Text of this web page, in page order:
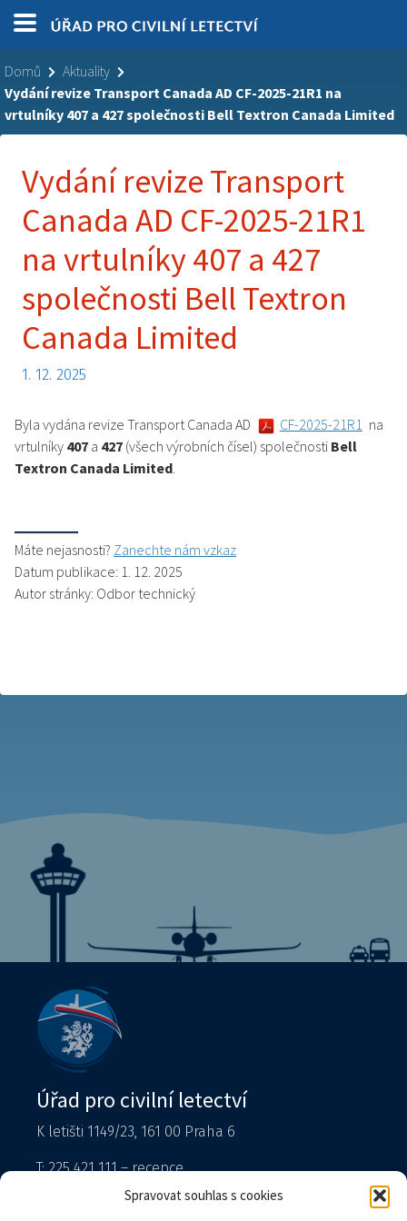
Spravovat souhlas s cookies
Domů
Aktuality
Vydání revize Transport Canada AD CF-2025-21R1 na
vrtulníky 407 a 427 společnosti Bell Textron Canada Limited
Vydání revize Transport
Canada AD CF-2025-21R1
na vrtulníky 407 a 427
společnosti Bell Textron
Canada Limited
1. 12. 2025
Byla vydána revize Transport Canada AD CF-2025-21R1 na
vrtulníky 407 a 427 (všech výrobních čísel) společnosti Bell
Textron Canada Limited.
Máte nejasnosti? Zanechte nám vzkaz
Datum publikace: 1. 12. 2025
Autor stránky: Odbor technický
Úřad pro civilní letectví
K letišti 1149/23, 161 00 Praha 6
T: 225 421 111 – recepce